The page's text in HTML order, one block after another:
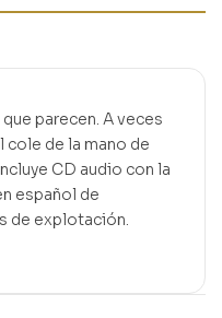
parecen. A veces
cole de la mano de
CD audio con la
español de
de explotación.